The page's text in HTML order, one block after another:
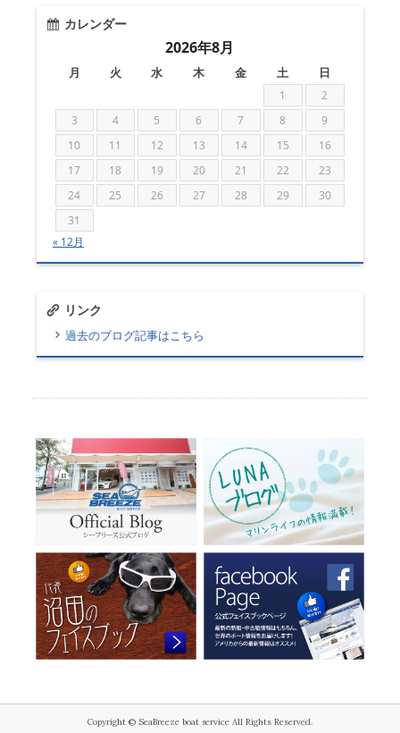
カレンダー
2026年8月
月 火 水 木 金 土 日
1
2
3
4 5 6 7 8
9
10
11 12 13 14 15
16
17
18 19 20 21 22
23
24
25 26 27 28 29
30
31
« 12月
リンク
過去のブログ記事はこちら
Copyright © SeaBreeze boat service All Rights Reserved.